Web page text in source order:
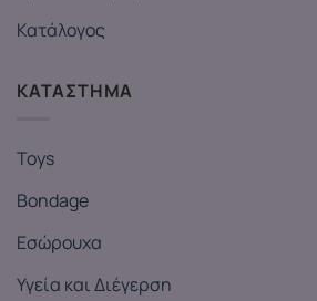
Κατάλογος
ΚΑΤΑΣΤΗΜΑ
Toys
Bondage
Εσώρουχα
Υγεία και Διέγερση